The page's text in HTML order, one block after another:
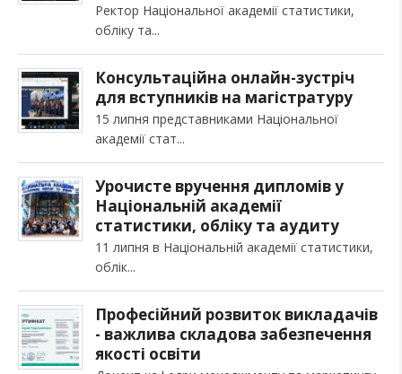
Ректор Національної академії статистики,
обліку та
Консультаційна онлайн-зустріч
для вступників на магістратуру
15 липня представниками Національної
академії стат
Урочисте вручення дипломів у
Національній академії
статистики, обліку та аудиту
11 липня в Національній академії статистики,
облік
Професійний розвиток викладачів
- важлива складова забезпечення
якості освіти